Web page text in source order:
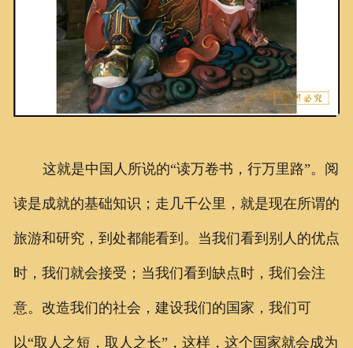
这就是中国人所说的“读万卷书，行万里路”。阅
读是成就的基础知识；走几千公里，就是现在所谓的
旅游和研究，到处都能看到。当我们看到别人的优点
时，我们就会接受；当我们看到缺点时，我们会注
意。改造我们的社会，建设我们的国家，我们可
以“取人之短，取人之长”，这样，这个国家就会成为